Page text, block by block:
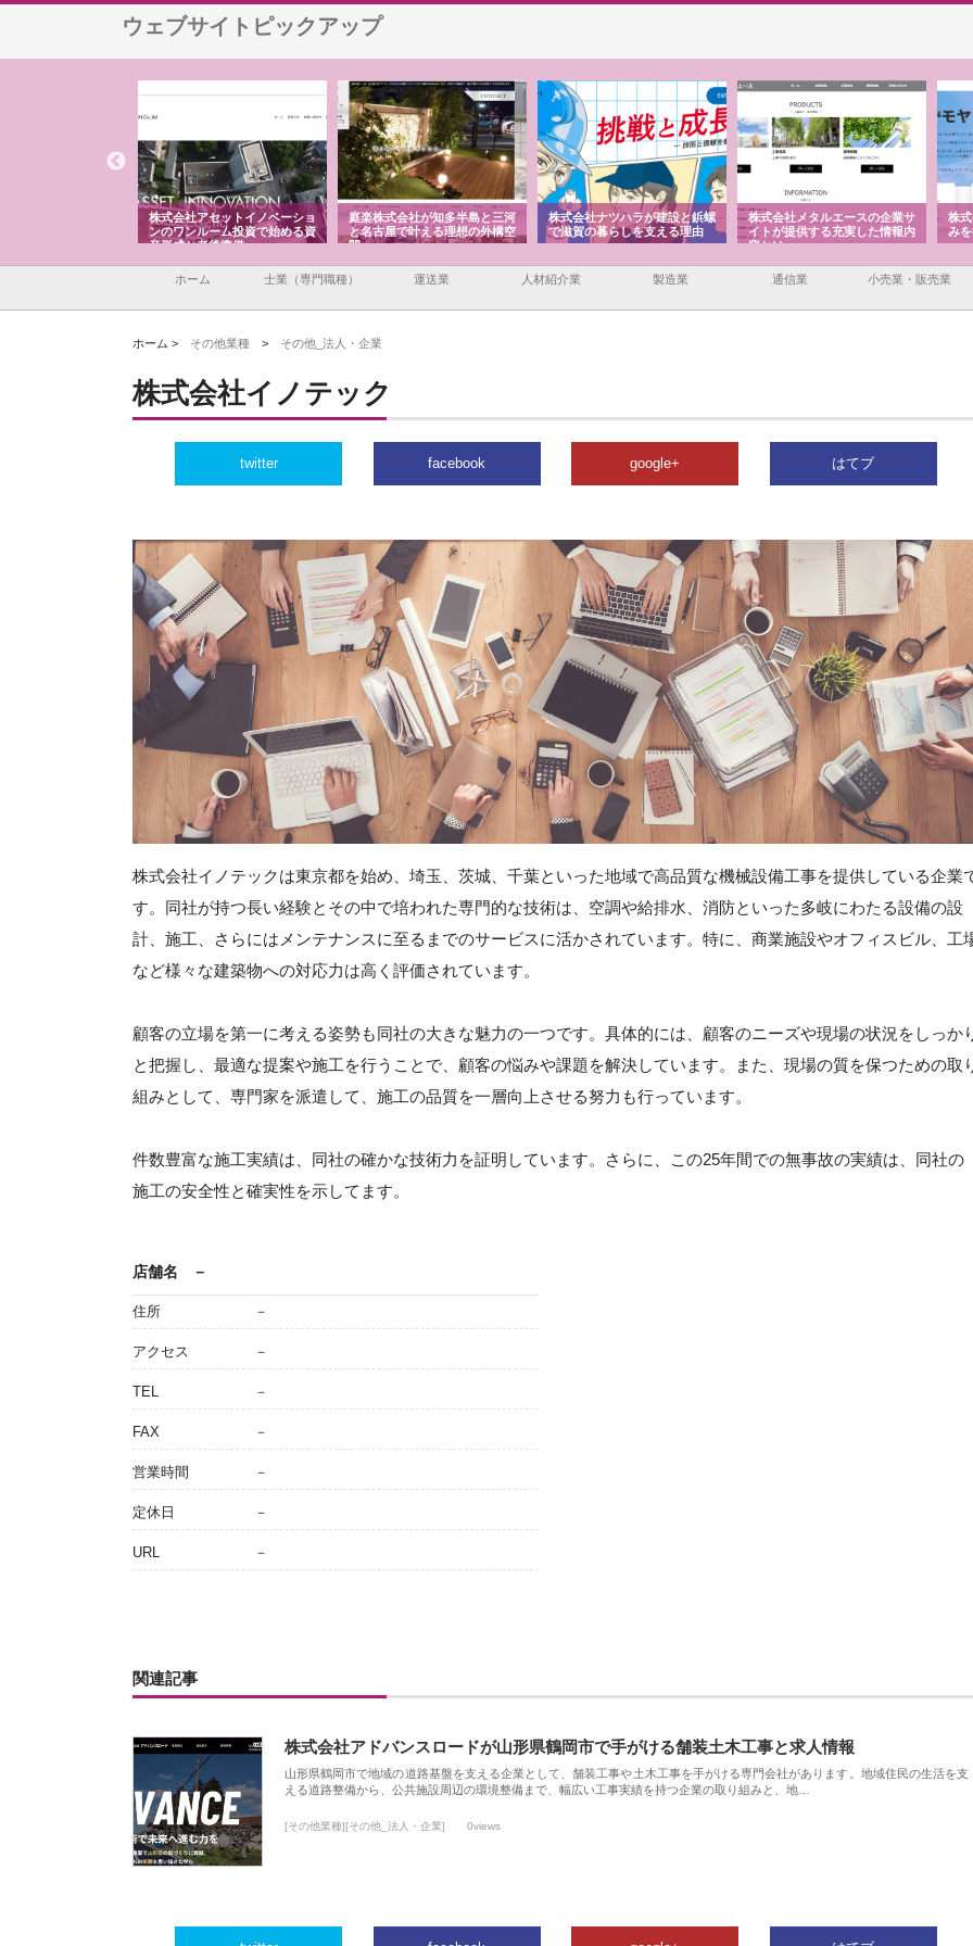
ウェブサイトピックアップ
株式会社アセットイノベーショ
ンのワンルーム投資で始める資
産形成と老後準備
庭楽株式会社が知多半島と三河
と名古屋で叶える理想の外構空
間
株式会社ナツハラが建設と鋲螺
で滋賀の暮らしを支える理由
株式会社メタルエースの企業サ
イトが提供する充実した情報内
容とは
株
み
ホーム 士業（専門職種） 運送業 人材紹介業 製造業 通信業 小売業・販売業
ホーム > その他業種 > その他_法人・企業
株式会社イノテック
twitter facebook google+ はてブ
株式会社イノテックは東京都を始め、埼玉、茨城、千葉といった地域で高品質な機械設備工事を提供している企業
す。同社が持つ長い経験とその中で培われた専門的な技術は、空調や給排水、消防といった多岐にわたる設備の設
計、施工、さらにはメンテナンスに至るまでのサービスに活かされています。特に、商業施設やオフィスビル、工
など様々な建築物への対応力は高く評価されています。
顧客の立場を第一に考える姿勢も同社の大きな魅力の一つです。具体的には、顧客のニーズや現場の状況をしっか
と把握し、最適な提案や施工を行うことで、顧客の悩みや課題を解決しています。また、現場の質を保つための取
組みとして、専門家を派遣して、施工の品質を一層向上させる努力も行っています。
件数豊富な施工実績は、同社の確かな技術力を証明しています。さらに、この25年間での無事故の実績は、同社の
施工の安全性と確実性を示してます。
店舗名 －
住所 －
アクセス －
TEL －
FAX －
営業時間 －
定休日 －
URL －
関連記事
株式会社アドバンスロードが山形県鶴岡市で手がける舗装土木工事と求人情報
山形県鶴岡市で地域の道路基盤を支える企業として、舗装工事や土木工事を手がける専門会社があります。地域住民の生活を支
える道路整備から、公共施設周辺の環境整備まで、幅広い工事実績を持つ企業の取り組みと、地…
[その他業種][その他_法人・企業] 0views